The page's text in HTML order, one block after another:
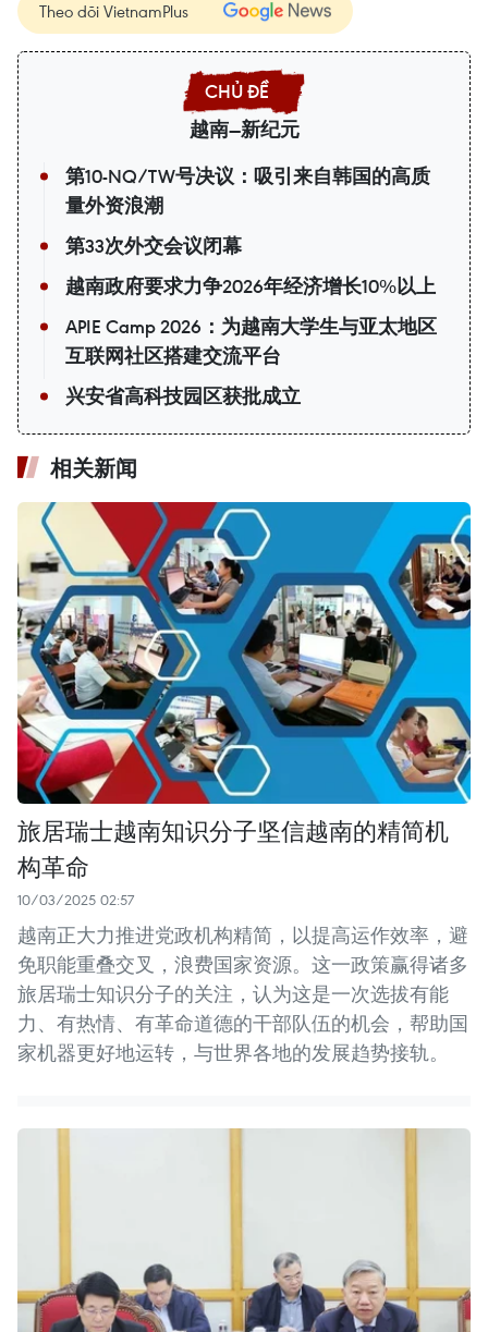
Theo dõi VietnamPlus
越南—新纪元
第10-NQ/TW号决议：吸引来自韩国的高质
量外资浪潮
第33次外交会议闭幕
越南政府要求力争2026年经济增长10%以上
APIE Camp 2026：为越南大学生与亚太地区
互联网社区搭建交流平台
兴安省高科技园区获批成立
相关新闻
旅居瑞士越南知识分子坚信越南的精简机
构革命
10/03/2025 02:57
越南正大力推进党政机构精简，以提高运作效率，避
免职能重叠交叉，浪费国家资源。这一政策赢得诸多
旅居瑞士知识分子的关注，认为这是一次选拔有能
力、有热情、有革命道德的干部队伍的机会，帮助国
家机器更好地运转，与世界各地的发展趋势接轨。